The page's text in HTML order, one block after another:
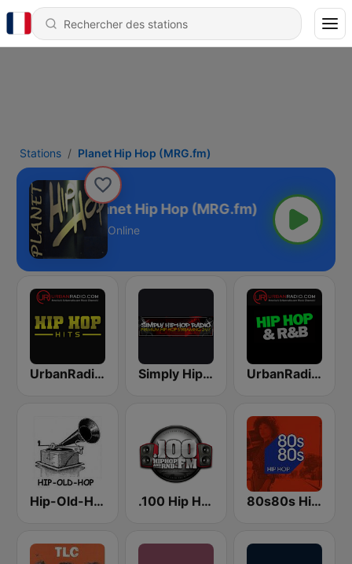
Stations Planet Hip Hop (MRG.fm)
Planet Hip Hop (MRG.fm)
Online
UrbanRadio - Hip Hop Hits Simply Hip-Hop Radio UrbanRadio - Hip Hop & RnB
Hip-Old-Hop .100 Hip Hop and RNB.FM 80s80s Hip Hop